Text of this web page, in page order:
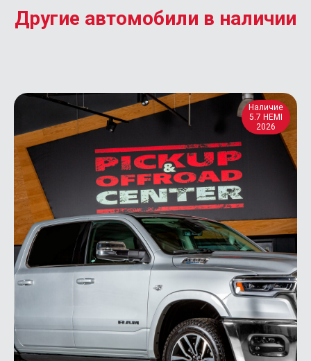
Другие автомобили в наличии
Наличие
5.7 HEMI
2026